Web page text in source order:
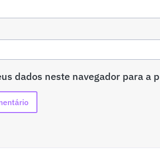
dados neste navegador para a